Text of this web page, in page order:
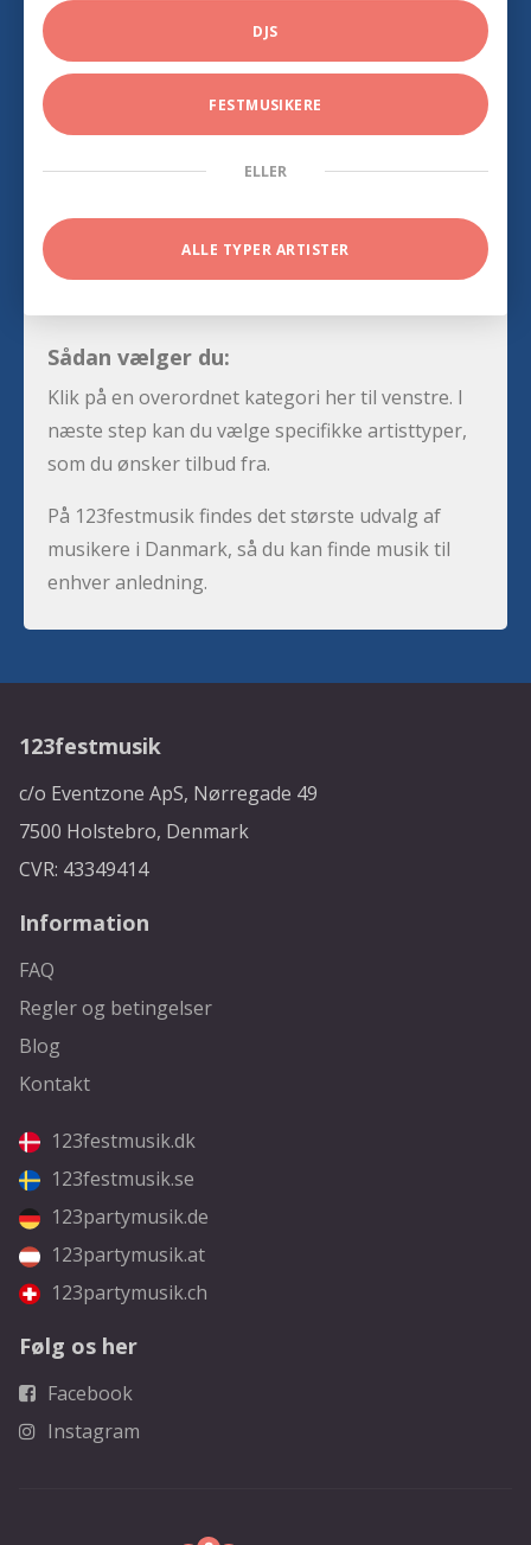
DJS
FESTMUSIKERE
ELLER
ALLE TYPER ARTISTER
Sådan vælger du:
Klik på en overordnet kategori her til venstre. I
næste step kan du vælge specifikke artisttyper,
som du ønsker tilbud fra.
På 123festmusik findes det største udvalg af
musikere i Danmark, så du kan finde musik til
enhver anledning.
123festmusik
c/o Eventzone ApS, Nørregade 49
7500 Holstebro, Denmark
CVR: 43349414
Information
FAQ
Regler og betingelser
Blog
Kontakt
123festmusik.dk
123festmusik.se
123partymusik.de
123partymusik.at
123partymusik.ch
Følg os her
Facebook
Instagram